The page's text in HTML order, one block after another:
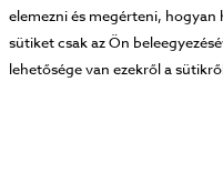
elemezni és megérteni, hogyan
sütiket csak az Ön
lehetősége van ezekről a